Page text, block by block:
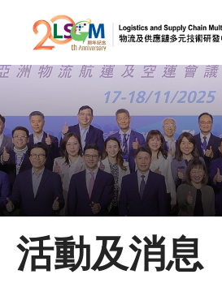
跳到內容（按回車
會
A A
主頁
關於LSCM
活動及消息